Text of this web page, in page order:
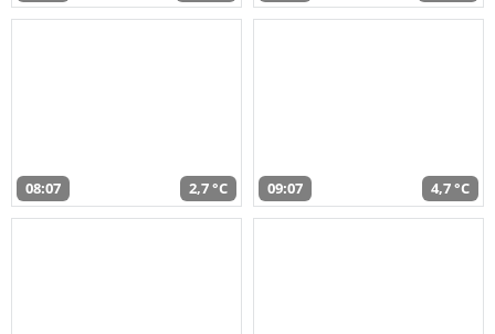
08:07 2,7 °C 09:07 4,7 °C